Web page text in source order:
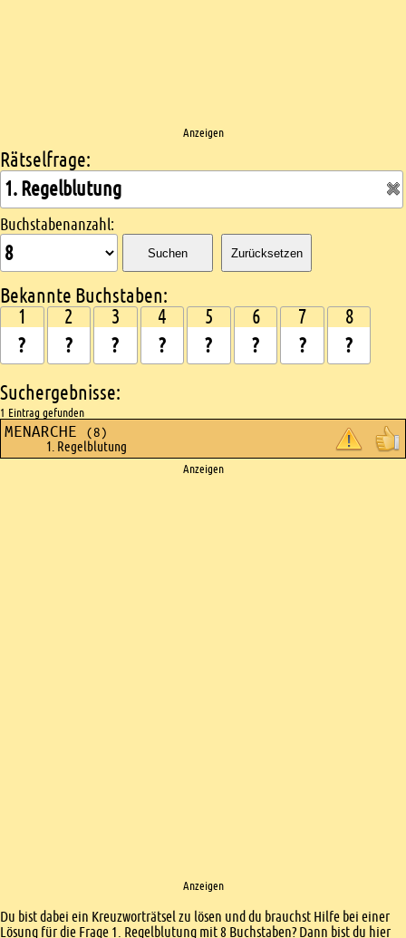
Anzeigen
Kreuzworträtsel suchen
Rätselfrage:
Buchstabenanzahl:
Suchen Zurücksetzen
Bekannte Buchstaben:
1 2 3 4 5 6 7 8
Suchergebnisse:
1 Eintrag gefunden
MENARCHE (8)
1. Regelblutung
Anzeigen
Anzeigen
Einleitung
Du bist dabei ein Kreuzworträtsel zu lösen und du brauchst Hilfe bei einer
Lösung für die Frage 1. Regelblutung mit 8 Buchstaben? Dann bist du hier